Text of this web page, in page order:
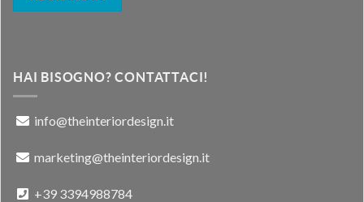
HAI BISOGNO? CONTATTACI!
info@theinteriordesign.it
marketing@theinteriordesign.it
+39 3394988784